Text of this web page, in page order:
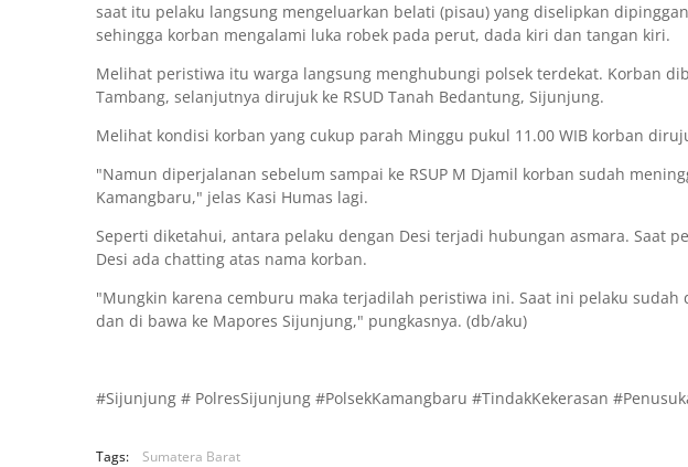
saat itu pelaku langsung mengeluarkan belati (pisau) yang diselipkan
sehingga korban mengalami luka robek pada perut, dada kiri dan tangan kiri.
Melihat peristiwa itu warga langsung menghubungi polsek terdekat. Korban
Tambang, selanjutnya dirujuk ke RSUD Tanah Bedantung, Sijunjung.
Melihat kondisi korban yang cukup parah Minggu pukul 11.00 WIB korban
"Namun diperjalanan sebelum sampai ke RSUP M Djamil korban sudah
Kamangbaru," jelas Kasi Humas lagi.
Seperti diketahui, antara pelaku dengan Desi terjadi hubungan asmara. Saat
Desi ada chatting atas nama korban.
"Mungkin karena cemburu maka terjadilah peristiwa ini. Saat ini pelaku sudah
dan di bawa ke Mapores Sijunjung," pungkasnya. (db/aku)
#Sijunjung # PolresSijunjung #PolsekKamangbaru #TindakKekerasan
Tags: Sumatera Barat